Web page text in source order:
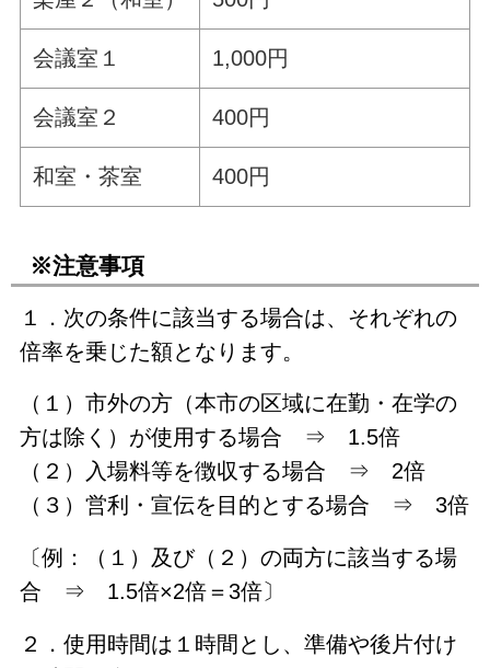
会議室１ 1,000円
会議室２ 400円
和室・茶室 400円
※注意事項
１．次の条件に該当する場合は、それぞれの
倍率を乗じた額となります。
（１）市外の方（本市の区域に在勤・在学の
方は除く）が使用する場合 ⇒ 1.5倍
（２）入場料等を徴収する場合 ⇒ 2倍
（３）営利・宣伝を目的とする場合 ⇒ 3倍
〔例：（１）及び（２）の両方に該当する場
合 ⇒ 1.5倍×2倍＝3倍〕
２．使用時間は１時間とし、準備や後片付け